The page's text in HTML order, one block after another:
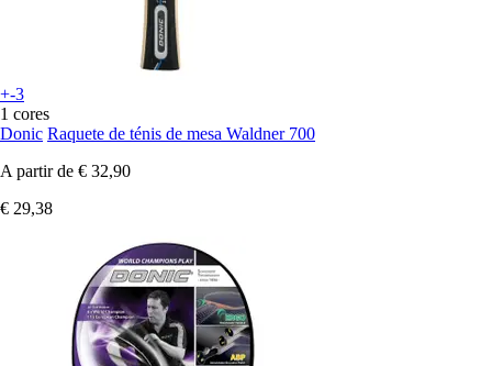
+-3
1 cores
Donic Raquete de ténis de mesa Waldner 700
A partir de € 32,90
€ 29,38